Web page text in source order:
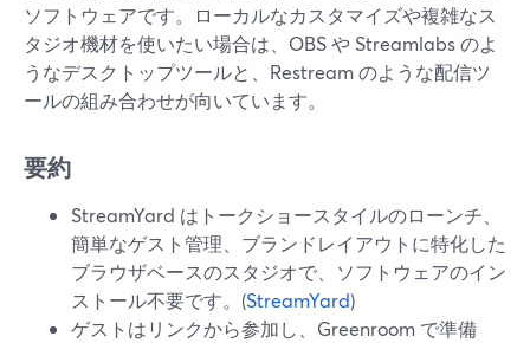
ソフトウェアです。ローカルなカスタマイズや複雑なス
タジオ機材を使いたい場合は、OBS や Streamlabs のよ
うなデスクトップツールと、Restream のような配信ツ
ールの組み合わせが向いています。
要約
StreamYard はトークショースタイルのローンチ、
簡単なゲスト管理、ブランドレイアウトに特化した
ブラウザベースのスタジオで、ソフトウェアのイン
ストール不要です。(StreamYard)
ゲストはリンクから参加し、Greenroom で準備